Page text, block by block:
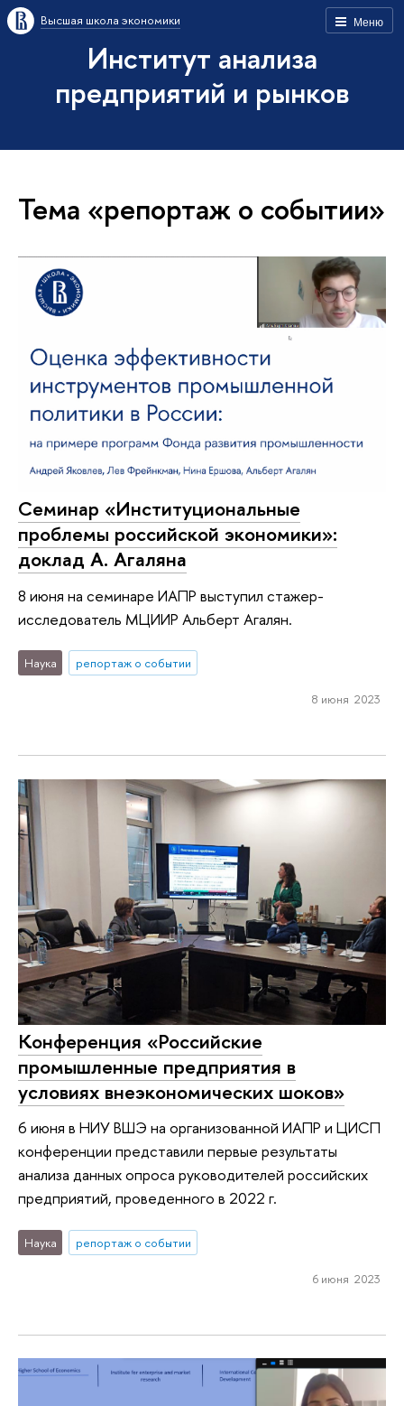
Меню
Высшая школа экономики
Институт анализа
предприятий и рынков
Тема «репортаж о событии»
Семинар «Институциональные
проблемы российской экономики»:
доклад А. Агаляна
8 июня на семинаре ИАПР выступил стажер-
исследователь МЦИИР Альберт Агалян.
Наука репортаж о событии
8 июня 2023
Конференция «Российские
промышленные предприятия в
условиях внеэкономических шоков»
6 июня в НИУ ВШЭ на организованной ИАПР и ЦИСП
конференции представили первые результаты
анализа данных опроса руководителей российских
предприятий, проведенного в 2022 г.
Наука репортаж о событии
6 июня 2023